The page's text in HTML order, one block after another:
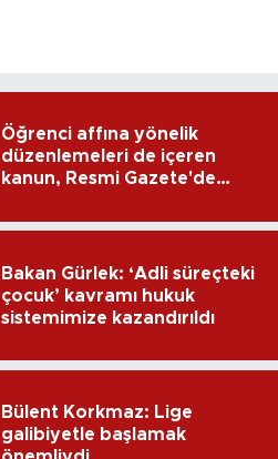
Öğrenci affına yönelik
düzenlemeleri de içeren
kanun, Resmi Gazete'de
Bakan Gürlek: ‘Adli süreçteki
çocuk’ kavramı hukuk
sistemimize kazandırıldı
Bülent Korkmaz: Lige
galibiyetle başlamak